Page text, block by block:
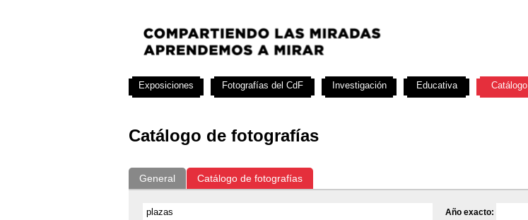
Catálogo de fotografías
General Catálogo de fotografías
Año exacto:
Exposiciones Fotografías del CdF Investigación Educativa Catálogo